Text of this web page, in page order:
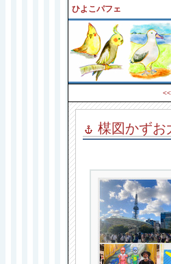
ひよこパフェ
<<
楳図かずお